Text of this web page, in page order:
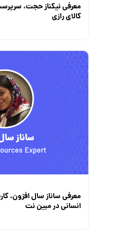
معرفی نیکناز حجت،
کالای رازی
معرفی ساناز سال افزون،
انسانی در مبین نت